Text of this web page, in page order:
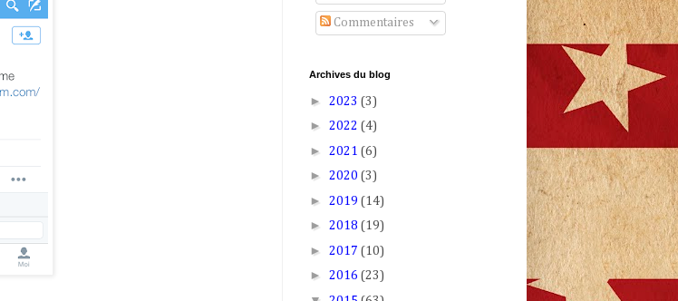
Commentaires
Archives du blog
► 2023 (3)
► 2022 (4)
► 2021 (6)
► 2020 (3)
► 2019 (14)
► 2018 (19)
► 2017 (10)
► 2016 (23)